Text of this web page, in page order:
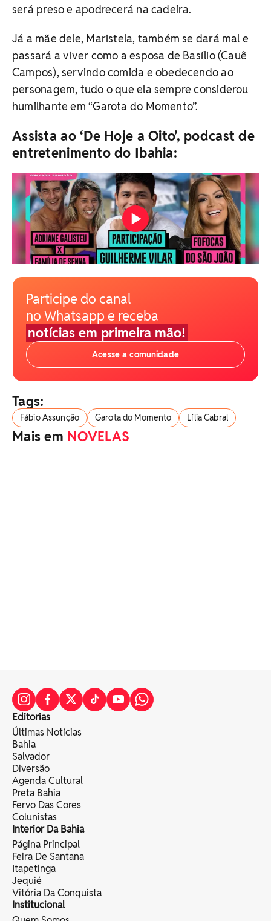
será preso e apodrecerá na cadeira.
Já a mãe dele, Maristela, também se dará mal e
passará a viver como a esposa de Basílio (Cauê
Campos), servindo comida e obedecendo ao
personagem, tudo o que ela sempre considerou
humilhante em “Garota do Momento”.
Assista ao ‘De Hoje a Oito’, podcast de
entretenimento do Ibahia:
Participe do canal
no Whatsapp e receba
notícias em primeira mão!
Acesse a comunidade
Tags:
Fábio Assunção Garota do Momento Lília Cabral
Mais em NOVELAS
Editorias
Últimas Notícias
Bahia
Salvador
Diversão
Agenda Cultural
Preta Bahia
Fervo Das Cores
Colunistas
Interior Da Bahia
Página Principal
Feira De Santana
Itapetinga
Jequié
Vitória Da Conquista
Institucional